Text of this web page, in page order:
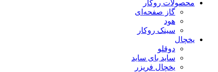
محصولات روکار
گاز صفحه‌ای
هود
سینک روکار
یخچال
دوقلو
ساید بای ساید
یخچال فریزر